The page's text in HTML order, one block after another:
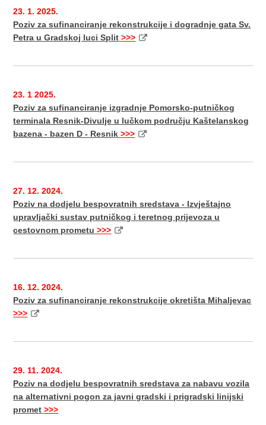
23. 1. 2025.
Poziv za sufinanciranje rekonstrukcije i dogradnje gata Sv.
Petra u Gradskoj luci Split >>>
23. 1 2025.
Poziv za sufinanciranje izgradnje Pomorsko-putničkog
terminala Resnik-Divulje u lučkom području Kaštelanskog
bazena - bazen D - Resnik >>>
27. 12. 2024.
Poziv na dodjelu bespovratnih sredstava - Izvještajno
upravljački sustav putničkog i teretnog prijevoza u
cestovnom prometu >>>
16. 12. 2024.
Poziv za sufinanciranje rekonstrukcije okretišta Mihaljevac
>>>
29. 11. 2024.
Poziv na dodjelu bespovratnih sredstava za nabavu vozila
na alternativni pogon za javni gradski i prigradski linijski
promet >>>